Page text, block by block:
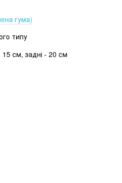
гума)
типу
15 см, задні - 20 см